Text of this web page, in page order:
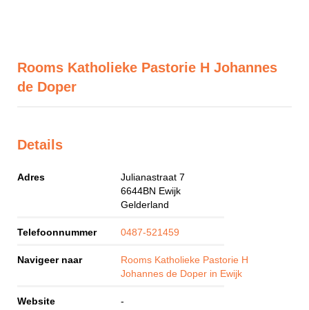
Rooms Katholieke Pastorie H Johannes
de Doper
Details
Adres
Julianastraat 7
6644BN Ewijk
Gelderland
Telefoonnummer 0487-521459
Navigeer naar
Rooms Katholieke Pastorie H
Johannes de Doper in Ewijk
Website -